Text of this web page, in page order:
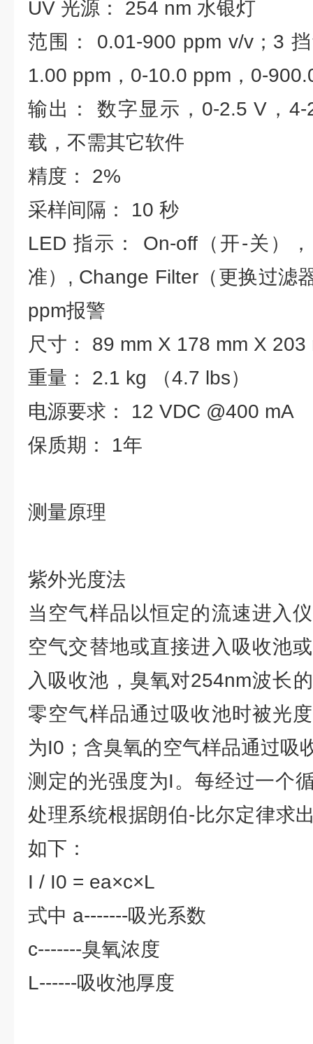
UV 光源： 254 nm 水银灯
范围： 0.01-900 ppm v/v；3
1.00 ppm，0-10.0 ppm，0-
输出： 数字显示，0-2.5 V，
载，不需其它软件
精度： 2%
采样间隔： 10 秒
LED 指示： On-off（开-关）
准）, Change Filter（更换过滤
ppm报警
尺寸： 89 mm X 178 mm X 203
重量： 2.1 kg （4.7 lbs）
电源要求： 12 VDC @400 mA
保质期： 1年
测量原理
紫外光度法
当空气样品以恒定的流速进入
空气交替地或直接进入吸收池
入吸收池，臭氧对254nm波长
零空气样品通过吸收池时被光
为I0；含臭氧的空气样品通过吸
测定的光强度为I。每经过一个
处理系统根据朗伯-比尔定律求
如下：
I / I0 = ea×c×L
式中 a-------吸光系数
c-------臭氧浓度
L------吸收池厚度